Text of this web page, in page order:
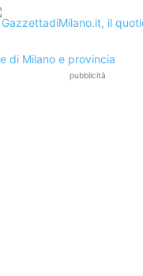
pubblicità